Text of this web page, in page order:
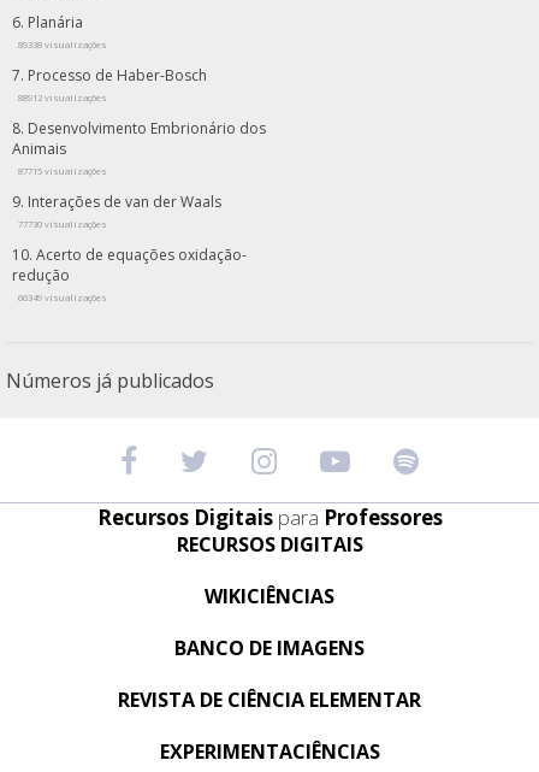
Planária
89338 visualizações
Processo de Haber-Bosch
88912 visualizações
Desenvolvimento Embrionário dos
Animais
87715 visualizações
Interações de van der Waals
77730 visualizações
Acerto de equações oxidação-
redução
66349 visualizações
Números já publicados
Recursos Digitais para Professores
RECURSOS DIGITAIS
WIKICIÊNCIAS
BANCO DE IMAGENS
REVISTA DE CIÊNCIA ELEMENTAR
EXPERIMENTACIÊNCIAS